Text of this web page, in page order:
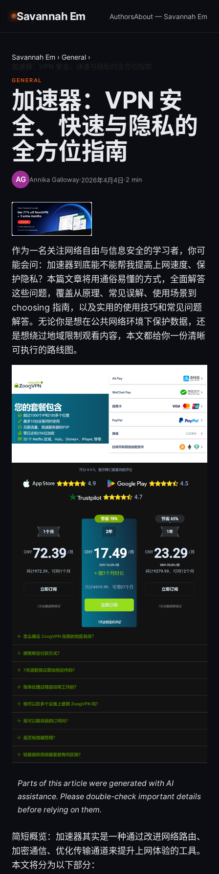
Savannah Em AuthorsAbout — Savannah Em
Savannah Em › General ›
GENERAL
加速器：VPN 安
全、快速与隐私的
全方位指南
Annika Galloway·2026年4月4日·2 min
作为一名关注网络自由与信息安全的学习者，你可
能会问：加速器到底能不能帮我提高上网速度、保
护隐私？本篇文章将用通俗易懂的方式，全面解答
这些问题，覆盖从原理、常见误解、使用场景到
choosing 指南，以及实用的使用技巧和常见问题
解答。无论你是想在公共网络环境下保护数据，还
是想绕过地域限制观看内容，本文都给你一份清晰
可执行的路线图。
Parts of this article were generated with AI
assistance. Please double-check important details
before relying on them.
简短概览：加速器其实是一种通过改进网络路由、
加密通信、优化传输通道来提升上网体验的工具。
本文将分为以下部分：